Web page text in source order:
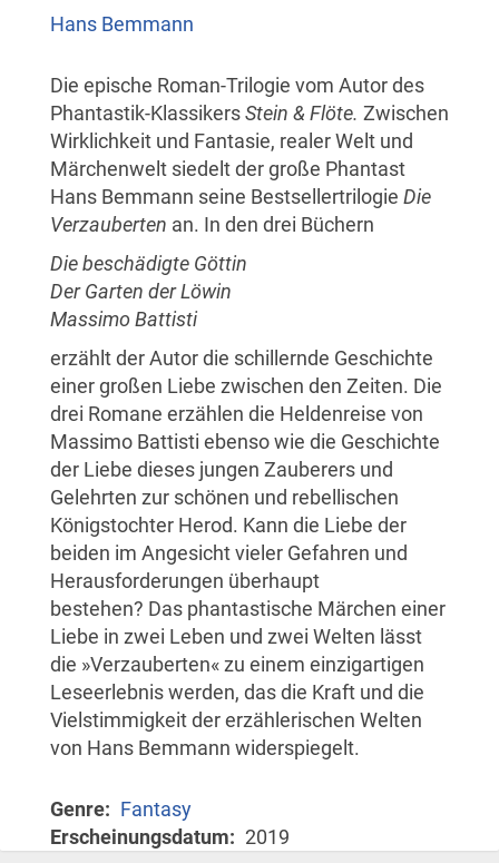
Hans Bemmann
Die epische Roman-Trilogie vom Autor des
Phantastik-KlassikersStein & Flöte. Zwischen
Wirklichkeit und Fantasie, realer Welt und
Märchenwelt siedelt der große Phantast
Hans Bemmann seine Bestsellertrilogie Die
Verzauberten an. In den drei Büchern
Die beschädigte Göttin
Der Garten der Löwin
Massimo Battisti
erzählt der Autor die schillernde Geschichte
einer großen Liebe zwischen den Zeiten. Die
drei Romane erzählen die Heldenreise von
Massimo Battisti ebenso wie die Geschichte
der Liebe dieses jungen Zauberers und
Gelehrten zur schönen und rebellischen
Königstochter Herod. Kann die Liebe der
beiden im Angesicht vieler Gefahren und
Herausforderungen überhaupt
bestehen? Das phantastische Märchen einer
Liebe in zwei Leben und zwei Welten lässt
die »Verzauberten« zu einem einzigartigen
Leseerlebnis werden, das die Kraft und die
Vielstimmigkeit der erzählerischen Welten
von Hans Bemmann widerspiegelt.
Genre
Fantasy
Erscheinungsdatum
2019